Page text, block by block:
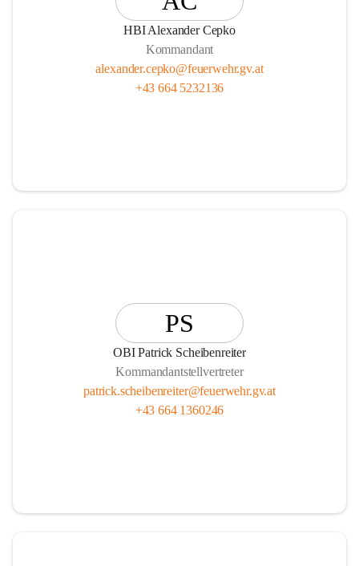
HBI Alexander Cepko
Kommandant
alexander.cepko@feuerwehr.gv.at
+43 664 5232136
PS
OBI Patrick Scheibenreiter
Kommandantstellvertreter
patrick.scheibenreiter@feuerwehr.gv.at
+43 664 1360246